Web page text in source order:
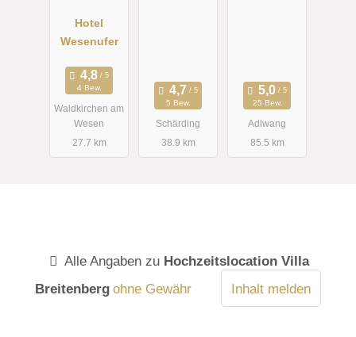
Hotel
Wesenufer
4 Bew.
Waldkirchen am
Wesen
27.7 km
5 Bew.
Schärding
38.9 km
25 Bew.
Adlwang
85.5 km
Alle Angaben zu Hochzeitslocation Villa
Breitenberg ohne Gewähr Inhalt melden